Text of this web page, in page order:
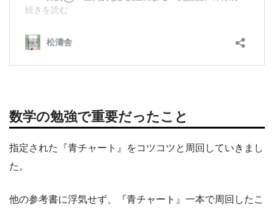
数学の勉強で重要だったこと
指定された『青チャート』をコツコツと周回していきまし
た。
他の参考書に浮気せず、『青チャート』一本で周回したこ